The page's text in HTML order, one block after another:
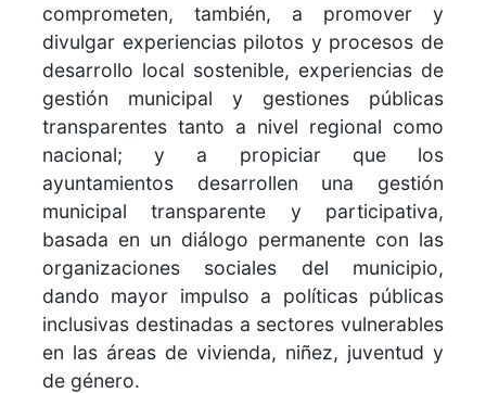
comprometen, también, a promover y
divulgar experiencias pilotos y procesos de
desarrollo local sostenible, experiencias de
gestión municipal y gestiones públicas
transparentes tanto a nivel regional como
nacional; y a propiciar que los
ayuntamientos desarrollen una gestión
municipal transparente y participativa,
basada en un diálogo permanente con las
organizaciones sociales del municipio,
dando mayor impulso a políticas públicas
inclusivas destinadas a sectores vulnerables
en las áreas de vivienda, niñez, juventud y
de género.